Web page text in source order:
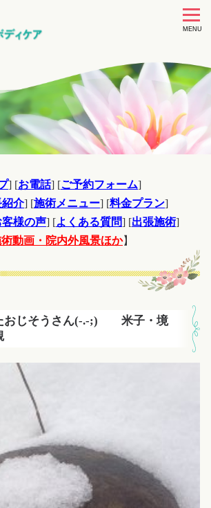
toggle
MENU
] [お電話] [ご予約フォーム]
紹介] [施術メニュー] [料金プラン]
客様の声] [よくある質問] [出張施術]
動画・院内外風景ほか】
おじそうさん(-.-;) 米子・境